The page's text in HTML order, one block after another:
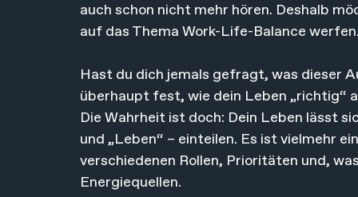
auch schon nicht mehr hören. Deshalb
auf das Thema Work-Life-Balance
Hast du dich jemals gefragt, was dieser
überhaupt fest, wie dein Leben „richtig“
Die Wahrheit ist doch: Dein Leben lässt
und „Leben“ – einteilen. Es ist vielmehr
verschiedenen Rollen, Prioritäten und,
Energiequellen.